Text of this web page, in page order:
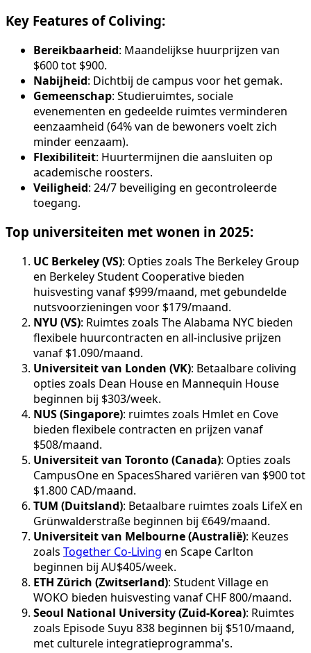
Key Features of Coliving:
Bereikbaarheid: Maandelijkse huurprijzen van
$600 tot $900.
Nabijheid: Dichtbij de campus voor het gemak.
Gemeenschap: Studieruimtes, sociale
evenementen en gedeelde ruimtes verminderen
eenzaamheid (64% van de bewoners voelt zich
minder eenzaam).
Flexibiliteit: Huurtermijnen die aansluiten op
academische roosters.
Veiligheid: 24/7 beveiliging en gecontroleerde
toegang.
Top universiteiten met wonen in 2025:
UC Berkeley (VS): Opties zoals The Berkeley Group
en Berkeley Student Cooperative bieden
huisvesting vanaf $999/maand, met gebundelde
nutsvoorzieningen voor $179/maand.
NYU (VS): Ruimtes zoals The Alabama NYC bieden
flexibele huurcontracten en all-inclusive prijzen
vanaf $1.090/maand.
Universiteit van Londen (VK): Betaalbare coliving
opties zoals Dean House en Mannequin House
beginnen bij $303/week.
NUS (Singapore): ruimtes zoals Hmlet en Cove
bieden flexibele contracten en prijzen vanaf
$508/maand.
Universiteit van Toronto (Canada): Opties zoals
CampusOne en SpacesShared variëren van $900 tot
$1.800 CAD/maand.
TUM (Duitsland): Betaalbare ruimtes zoals LifeX en
Grünwalderstraße beginnen bij €649/maand.
Universiteit van Melbourne (Australië): Keuzes
zoals Together Co-Living en Scape Carlton
beginnen bij AU$405/week.
ETH Zürich (Zwitserland): Student Village en
WOKO bieden huisvesting vanaf CHF 800/maand.
Seoul National University (Zuid-Korea): Ruimtes
zoals Episode Suyu 838 beginnen bij $510/maand,
met culturele integratieprogramma's.